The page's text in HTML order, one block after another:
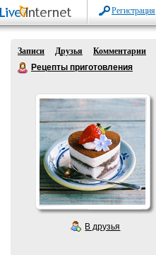
Регистрация
Записи Друзья
Комментарии
Рецепты приготовления
В друзья